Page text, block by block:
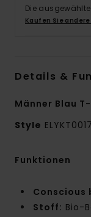
Die
Kaufen Sie
Details &
Männer Blau
Style
Funktionen
Conscious
Stoff: Bio-